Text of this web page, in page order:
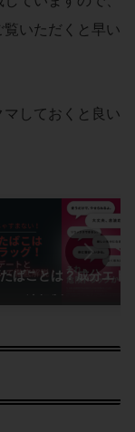
いただくと早い
しておくと良い
ばことは？成分エト